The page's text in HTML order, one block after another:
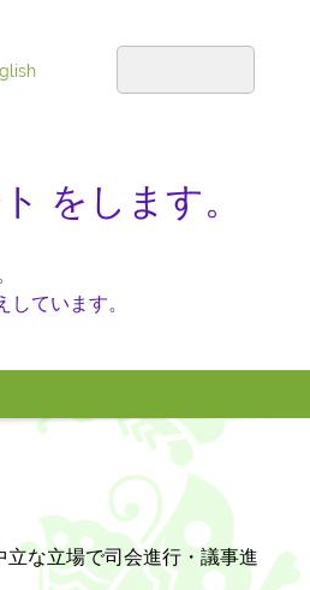
をします。
ています。
な立場で司会進行・議事進